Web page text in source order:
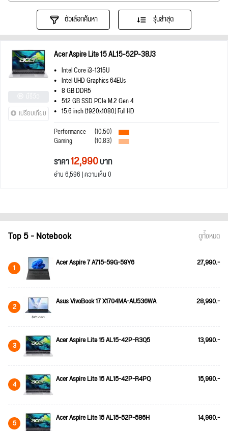
ตัวเลือกค้นหา รุ่นล่าสุด
เปรียบเทียบ
Acer Aspire Lite 15 AL15-52P-38J3
Intel Core i3-1315U
Intel UHD Graphics 64EUs
8 GB DDR5
512 GB SSD PCIe M.2 Gen 4
15.6 inch (1920x1080) Full HD
Performance
(10.50)
Gaming (10.83)
ราคา12,990บาท
อ่าน 6,596 | ความเห็น 0
Top 5 - Notebook ดูทั้งหมด
1 Acer Aspire 7 A715-59G-59Y6 27,990.-
2 Asus VivoBook 17 X1704MA-AU536WA 28,990.-
3 Acer Aspire Lite 15 AL15-42P-R3Q5 13,990.-
4 Acer Aspire Lite 15 AL15-42P-R4PQ 15,990.-
5 Acer Aspire Lite 15 AL15-52P-586H 14,990.-